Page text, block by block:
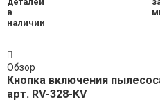
Обзор
Кнопка включения
арт. RV-328-KV